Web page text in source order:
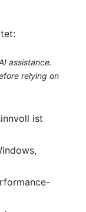
assistance.
relying on
ist